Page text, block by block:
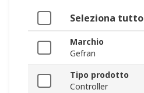
Seleziona tutto
Marchio
Gefran
Tipo prodotto
Controller